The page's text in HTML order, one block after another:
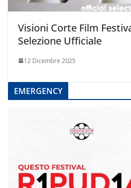
Visioni Corte Film
Selezione Ufficiale
12 Dicembre 2025
EMERGENCY